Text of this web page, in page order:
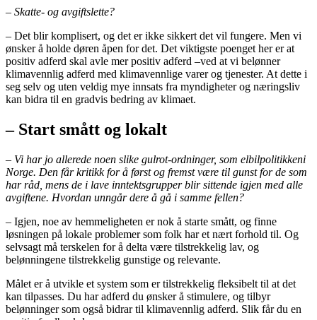
– Skatte- og avgiftslette?
– Det blir komplisert, og det er ikke sikkert det vil fungere. Men vi
ønsker å holde døren åpen for det. Det viktigste poenget her er at
positiv adferd skal avle mer positiv adferd –ved at vi belønner
klimavennlig adferd med klimavennlige varer og tjenester. At dette i
seg selv og uten veldig mye innsats fra myndigheter og næringsliv
kan bidra til en gradvis bedring av klimaet.
– Start smått og lokalt
– Vi har jo allerede noen slike gulrot-ordninger, som elbilpolitikkeni
Norge. Den får kritikk for å først og fremst være til gunst for de som
har råd, mens de i lave inntektsgrupper blir sittende igjen med alle
avgiftene. Hvordan unngår dere å gå i samme fellen?
– Igjen, noe av hemmeligheten er nok å starte smått, og finne
løsningen på lokale problemer som folk har et nært forhold til. Og
selvsagt må terskelen for å delta være tilstrekkelig lav, og
belønningene tilstrekkelig gunstige og relevante.
Målet er å utvikle et system som er tilstrekkelig fleksibelt til at det
kan tilpasses. Du har adferd du ønsker å stimulere, og tilbyr
belønninger som også bidrar til klimavennlig adferd. Slik får du en